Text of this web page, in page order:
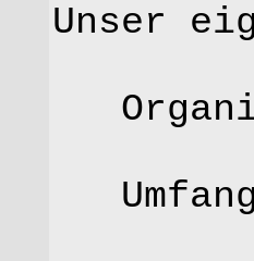
Unser
Umfang